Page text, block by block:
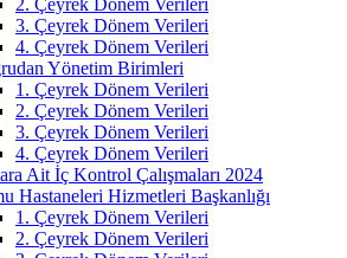
3. Çeyrek Dönem Verileri
4. Çeyrek Dönem Verileri
Yönetim Birimleri
1. Çeyrek Dönem Verileri
2. Çeyrek Dönem Verileri
3. Çeyrek Dönem Verileri
4. Çeyrek Dönem Verileri
Ait İç Kontrol Çalışmaları 2024
Hastaneleri Hizmetleri Başkanlığı
1. Çeyrek Dönem Verileri
2. Çeyrek Dönem Verileri